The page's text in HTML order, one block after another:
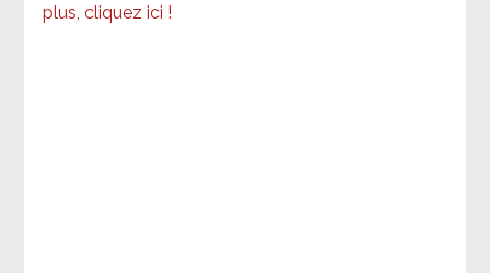
plus, cliquez ici !